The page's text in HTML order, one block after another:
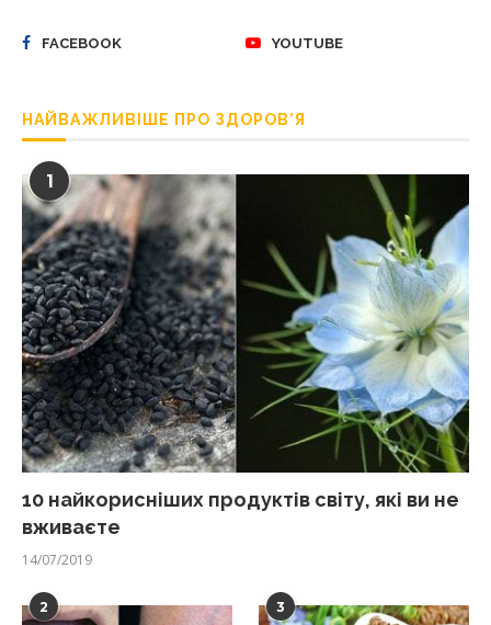
FACEBOOK YOUTUBE
НАЙВАЖЛИВІШЕ ПРО ЗДОРОВ’Я
1
10 найкорисніших продуктів світу, які ви не
вживаєте
14/07/2019
2 3